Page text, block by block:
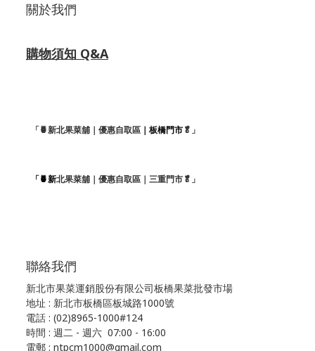
關於我們
購物須知 Q&A
「🍍新北果菜舖｜優惠自取區 ｜板橋門市🥬」
「🍍新北果菜舖｜優惠自取區｜三重門市🥬」
聯絡我們
新北市果菜運銷股份有限公司板橋果菜批發市場
地址 : 新北市板橋區板城路1000號
電話 : (02)8965-1000#124
時間 : 週二 - 週六 07:00 - 16:00
電郵 : ntpcm1000@gmail.com